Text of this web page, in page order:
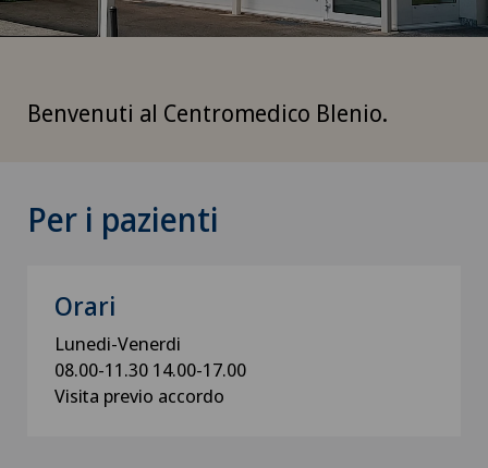
Benvenuti al Centromedico Blenio.
Per i pazienti
Orari
Lunedi-Venerdi
08.00-11.30 14.00-17.00
Visita previo accordo